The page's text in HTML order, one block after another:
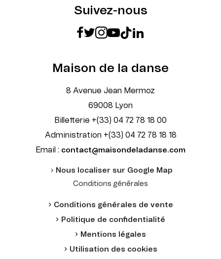
Suivez-nous
Maison de la danse
8 Avenue Jean Mermoz
69008 Lyon
Billetterie +(33) 04 72 78 18 00
Administration +(33) 04 72 78 18 18
Email : contact@maisondeladanse.com
Nous localiser sur Google Map
Conditions générales
Conditions générales de vente
Politique de confidentialité
Mentions légales
Utilisation des cookies